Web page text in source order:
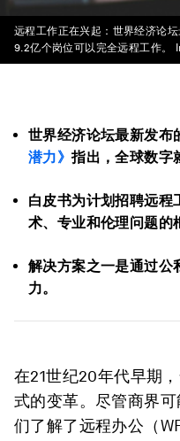
远程工作正在兴起：世界经济论
9.2亿个岗位可以完全远程工作。
世界经济论坛最新发布
潜力》指出，全球数字
白皮书为计划招聘远程
术、专业和伦理问题的
解决方案之一是通过公
力。
在21世纪20年代早期
式的变革。尽管商界
们了解了远程办公（